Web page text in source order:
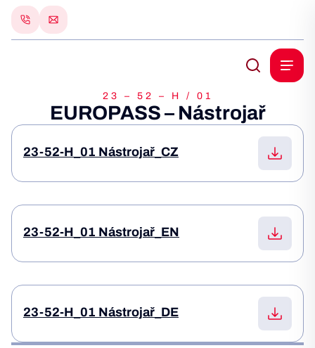
23 – 52 – H / 01
EUROPASS – Nástrojař
23-52-H_01 Nástrojař_CZ
23-52-H_01 Nástrojař_EN
23-52-H_01 Nástrojař_DE